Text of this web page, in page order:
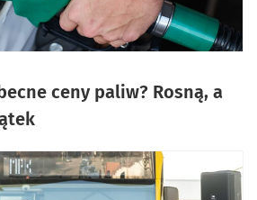
ceny paliw? Rosną, a